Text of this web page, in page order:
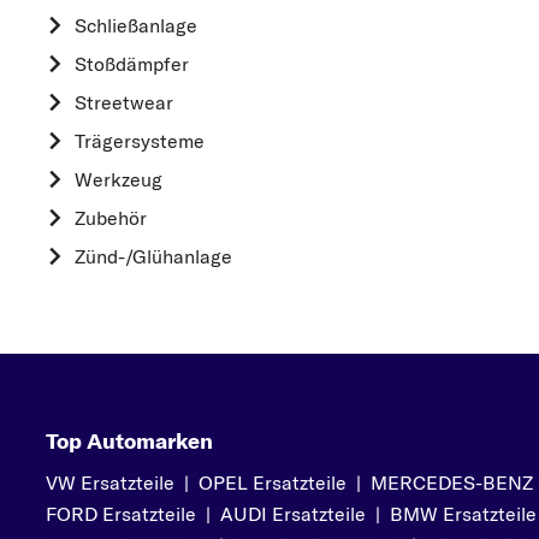
Schließanlage
Stoßdämpfer
Streetwear
Trägersysteme
Werkzeug
Zubehör
Zünd-/Glühanlage
P
PEUGEOT
Top Automarken
VW Ersatzteile | OPEL Ersatzteile | MERCEDES-
FORD Ersatzteile | AUDI Ersatzteile | BMW Ersatzteile